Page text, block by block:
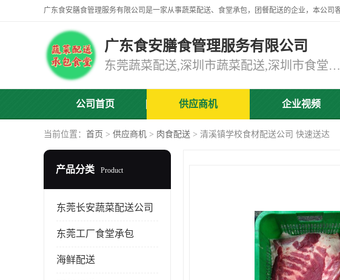
广东食安膳食管理服务有限公司
东莞蔬菜配送,深圳市蔬菜配送,深圳市食堂承包,深圳市宝安蔬菜配送,东莞工厂食堂承包,东莞蔬菜配送公司,东莞长安蔬菜配送公司
公司首页 供应商机 企业视频
当前位置： 首页 > 供应商机 > 肉食配送 > 清溪镇学校食材配送公司 快速送达
产品分类 Product
东莞长安蔬菜配送公司
东莞工厂食堂承包
海鲜配送